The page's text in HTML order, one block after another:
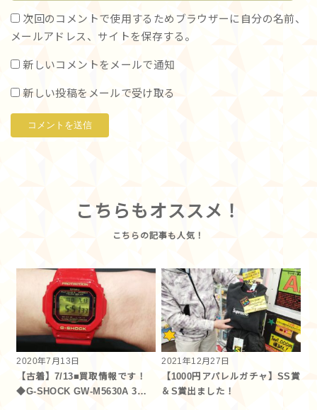
次回のコメントで使用するためブラウザーに自分の名前、
メールアドレス、サイトを保存する。
新しいコメントをメールで通知
新しい投稿をメールで受け取る
こちらもオススメ！
2020年7月13日
【古着】7/13■買取情報です！
◆G-SHOCK GW-M5630A 3…
2021年12月27日
【1000円アパレルガチャ】SS賞
＆S賞出ました！